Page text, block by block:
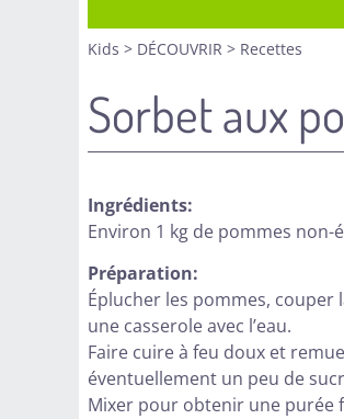
Kids > DÉCOUVRIR > Recettes
Sorbet aux
Ingrédients:
Environ 1 kg de pommes non-
Préparation:
Éplucher les pommes,
une casserole avec l’eau.
Faire cuire à feu doux et
éventuellement un peu de
Mixer pour obtenir une purée